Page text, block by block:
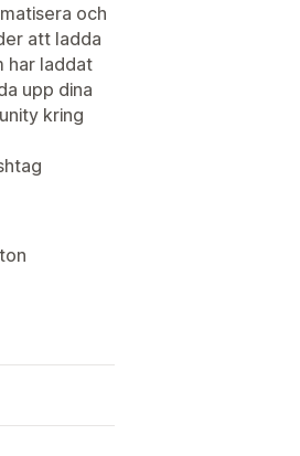
och
att ladda
har laddat
upp dina
kring